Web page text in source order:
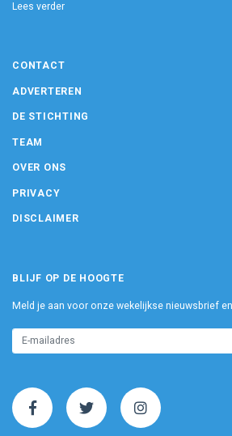
Lees verder
CONTACT
ADVERTEREN
DE STICHTING
TEAM
OVER ONS
PRIVACY
DISCLAIMER
BLIJF OP DE HOOGTE
Meld je aan voor onze wekelijkse nieuwsbrief